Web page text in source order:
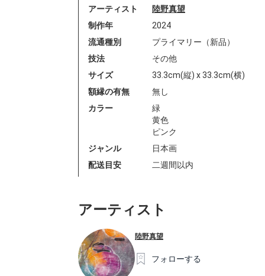
アーティスト
陸野真望
制作年
2024
流通種別
プライマリー（新品）
技法
その他
サイズ
33.3cm(縦) x 33.3cm(横)
額縁の有無
無し
カラー
緑
黄色
ピンク
ジャンル
日本画
配送目安
二週間以内
アーティスト
陸野真望
フォローする